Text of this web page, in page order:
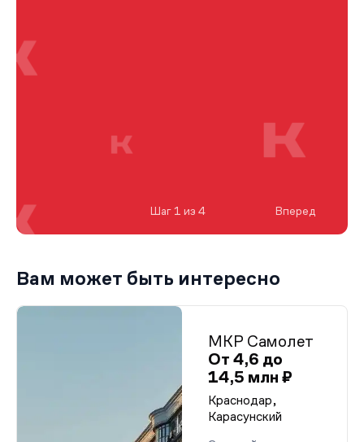
Шаг 1 из 4 Вперед
Вам может быть интересно
МКР Самолет
От 4,6 до
14,5 млн ₽
Краснодар,
Карасунский